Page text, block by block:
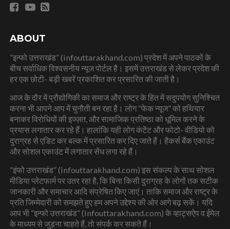
ABOUT
“इन्फो उत्तराखंड” (infouttarakhand.com) प्रदेश में अपने पाठकों के
बीच सर्वाधिक विश्वसनीय न्यूज पोर्टल है। इसमें उत्तराखंड से लेकर प्रदेश की
हर एक छोटी- बड़ी खबरें प्रकाशित कर प्रसारित की जाती है।
आज के दौर में प्रौद्योगिकी का समाज और राष्ट्र के हित में सदुपयोग सुनिश्चित
करना भी आपने आप में चुनौती बन रहा है। लोग “फेक न्यूज” को हथियार
बनाकर विरोधियों की इज्ज़त, और सामाजिक प्रतिष्ठा को धूमिल करने के
प्रयास लगातार कर रहे हैं। हालांकि यही लोग कंटेंट और फोटो- वीडियो को
दुराग्रह से एडिट कर बल्क में प्रसारित कर दिए जाते हैं। हैकर्स बैंक एकाउंट
और सोशल एकाउंट में लगातार सेंध लगा रहे हैं।
“इंफो उत्तराखंड” (infouttarakhand.com) इस संकल्प के साथ सोशल
मीडिया प्लेटफार्म पर उतर रहा है, कि बिना किसी दुराग्रह के लोगों तक सटीक
जानकारी और समाचार आदि संप्रेषित किए जाएं। ताकि समाज और राष्ट्र के
प्रति जिम्मेदारी को समझते हुए हम अपने उद्देश्य की ओर आगे बढ़ सकें। यदि
आप भी “इन्फो उत्तराखंड” (infouttarakhand.com) के व्हाट्सऐप व ईमेल
के माध्यम से जुड़ना चाहते हैं, तो संपर्क कर सकते हैं।